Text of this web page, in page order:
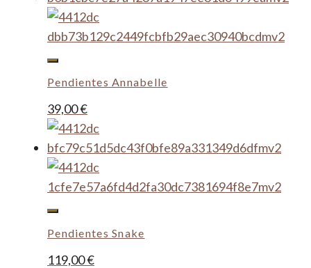
Pendientes Annabelle
39,00€
Pendientes Snake
119,00€